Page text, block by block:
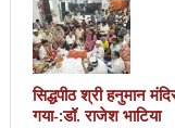
सिद्धपीठ श्री हनुमान
गया-:डॉ. राजेश भाटिया